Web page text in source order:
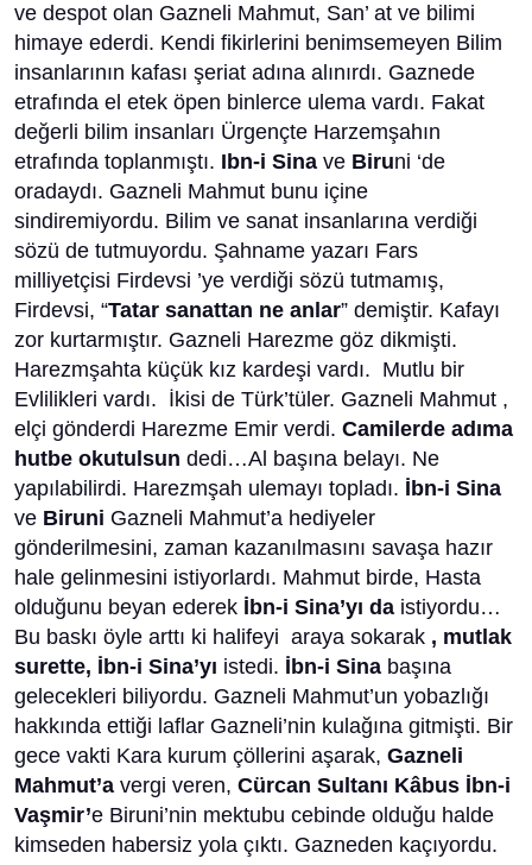
ve despot olan Gazneli Mahmut, San’ at ve bilimi
himaye ederdi. Kendi fikirlerini benimsemeyen Bilim
insanlarının kafası şeriat adına alınırdı. Gaznede
etrafında el etek öpen binlerce ulema vardı. Fakat
değerli bilim insanları Ürgençte Harzemşahın
etrafında toplanmıştı. Ibn-i Sina ve Biruni ‘de
oradaydı. Gazneli Mahmut bunu içine
sindiremiyordu. Bilim ve sanat insanlarına verdiği
sözü de tutmuyordu. Şahname yazarı Fars
milliyetçisi Firdevsi ’ye verdiği sözü tutmamış,
Firdevsi, “Tatar sanattan ne anlar” demiştir. Kafayı
zor kurtarmıştır. Gazneli Harezme göz dikmişti.
Harezmşahta küçük kız kardeşi vardı. Mutlu bir
Evlilikleri vardı. İkisi de Türk’tüler. Gazneli Mahmut ,
elçi gönderdi Harezme Emir verdi. Camilerde adıma
hutbe okutulsun dedi…Al başına belayı. Ne
yapılabilirdi. Harezmşah ulemayı topladı. İbn-i Sina
ve Biruni Gazneli Mahmut’a hediyeler
gönderilmesini, zaman kazanılmasını savaşa hazır
hale gelinmesini istiyorlardı. Mahmut birde, Hasta
olduğunu beyan ederek İbn-i Sina’yı da istiyordu…
Bu baskı öyle arttı ki halifeyi araya sokarak , mutlak
surette, İbn-i Sina’yı istedi. İbn-i Sina başına
gelecekleri biliyordu. Gazneli Mahmut’un yobazlığı
hakkında ettiği laflar Gazneli’nin kulağına gitmişti. Bir
gece vakti Kara kurum çöllerini aşarak, Gazneli
Mahmut’a vergi veren, Cürcan Sultanı Kâbus İbn-i
Vaşmir’e Biruni’nin mektubu cebinde olduğu halde
kimseden habersiz yola çıktı. Gazneden kaçıyordu.